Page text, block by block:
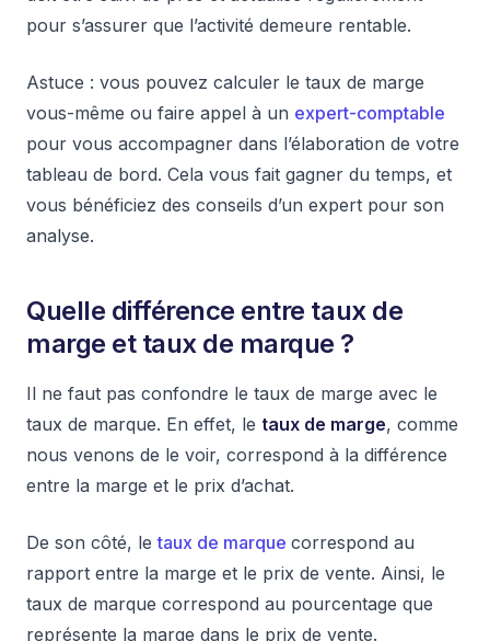
pour s’assurer que l’activité demeure rentable.
Astuce : vous pouvez calculer le taux de marge
vous-même ou faire appel à un expert-comptable
pour vous accompagner dans l’élaboration de votre
tableau de bord. Cela vous fait gagner du temps, et
vous bénéficiez des conseils d’un expert pour son
analyse.
Quelle différence entre taux de
marge et taux de marque ?
Il ne faut pas confondre le taux de marge avec le
taux de marque. En effet, le taux de marge, comme
nous venons de le voir, correspond à la différence
entre la marge et le prix d’achat.
De son côté, letaux de marque correspond au
rapport entre la marge et le prix de vente. Ainsi, le
taux de marque correspond au pourcentage que
représente la marge dans le prix de vente.